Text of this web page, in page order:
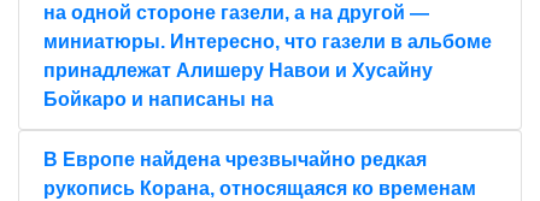
на одной стороне газели, а на другой —
миниатюры. Интересно, что газели в альбоме
принадлежат Алишеру Навои и Хусайну
Бойкаро и написаны на
В Европе найдена чрезвычайно редкая
рукопись Корана, относящаяся ко временам